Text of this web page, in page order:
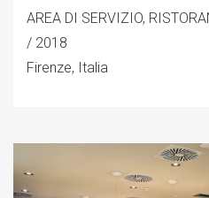
AREA DI SERVIZIO,
/ 2018
Firenze, Italia